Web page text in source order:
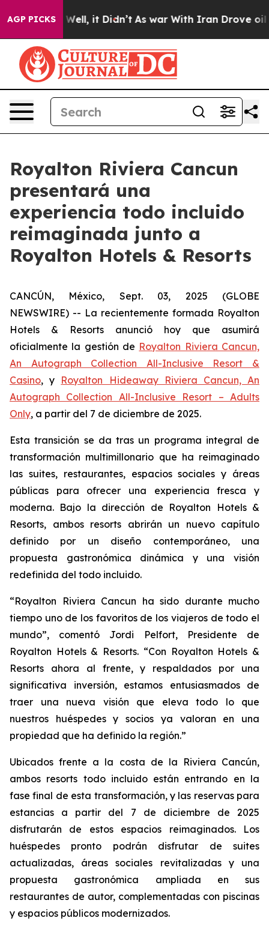
AGP PICKSWell, it Didn’t As war With Iran Drove oil
Royalton Riviera Cancun
presentará una
experiencia todo incluido
reimaginada junto a
Royalton Hotels & Resorts
CANCÚN, México, Sept. 03, 2025 (GLOBE
NEWSWIRE) -- La recientemente formada Royalton
Hotels & Resorts anunció hoy que asumirá
oficialmente la gestión de Royalton Riviera Cancun,
An Autograph Collection All-Inclusive Resort &
Casino, y Royalton Hideaway Riviera Cancun, An
Autograph Collection All-Inclusive Resort – Adults
Only, a partir del 7 de diciembre de 2025.
Esta transición se da tras un programa integral de
transformación multimillonario que ha reimaginado
las suites, restaurantes, espacios sociales y áreas
públicas para ofrecer una experiencia fresca y
moderna. Bajo la dirección de Royalton Hotels &
Resorts, ambos resorts abrirán un nuevo capítulo
definido por un diseño contemporáneo, una
propuesta gastronómica dinámica y una visión
redefinida del todo incluido.
“Royalton Riviera Cancun ha sido durante mucho
tiempo uno de los favoritos de los viajeros de todo el
mundo”, comentó Jordi Pelfort, Presidente de
Royalton Hotels & Resorts. “Con Royalton Hotels &
Resorts ahora al frente, y respaldados por una
significativa inversión, estamos entusiasmados de
traer una nueva visión que eleva todo lo que
nuestros huéspedes y socios ya valoran en una
propiedad que ha definido la región.”
Ubicados frente a la costa de la Riviera Cancún,
ambos resorts todo incluido están entrando en la
fase final de esta transformación, y las reservas para
estancias a partir del 7 de diciembre de 2025
disfrutarán de estos espacios reimaginados. Los
huéspedes pronto podrán disfrutar de suites
actualizadas, áreas sociales revitalizadas y una
propuesta gastronómica ampliada en sus
restaurantes de autor, complementadas con piscinas
y espacios públicos modernizados.